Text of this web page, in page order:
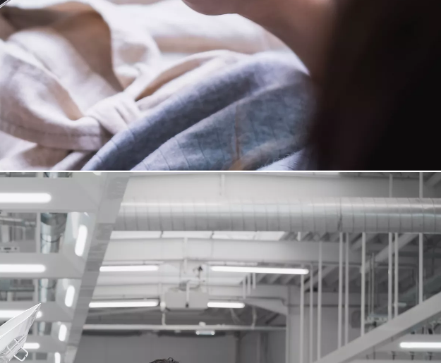
Den nye Yaris Cross
Kommer snart